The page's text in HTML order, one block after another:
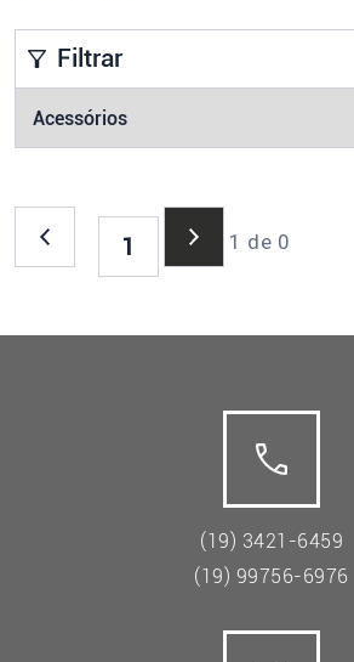
Filtrar
1 1 de 0
(19) 3421-6459
(19) 99756-6976